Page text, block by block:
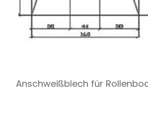
Anschweißblech für